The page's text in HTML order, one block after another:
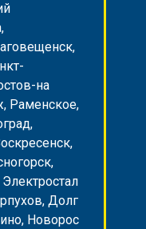
на
Раменское,
Долг
Новорос